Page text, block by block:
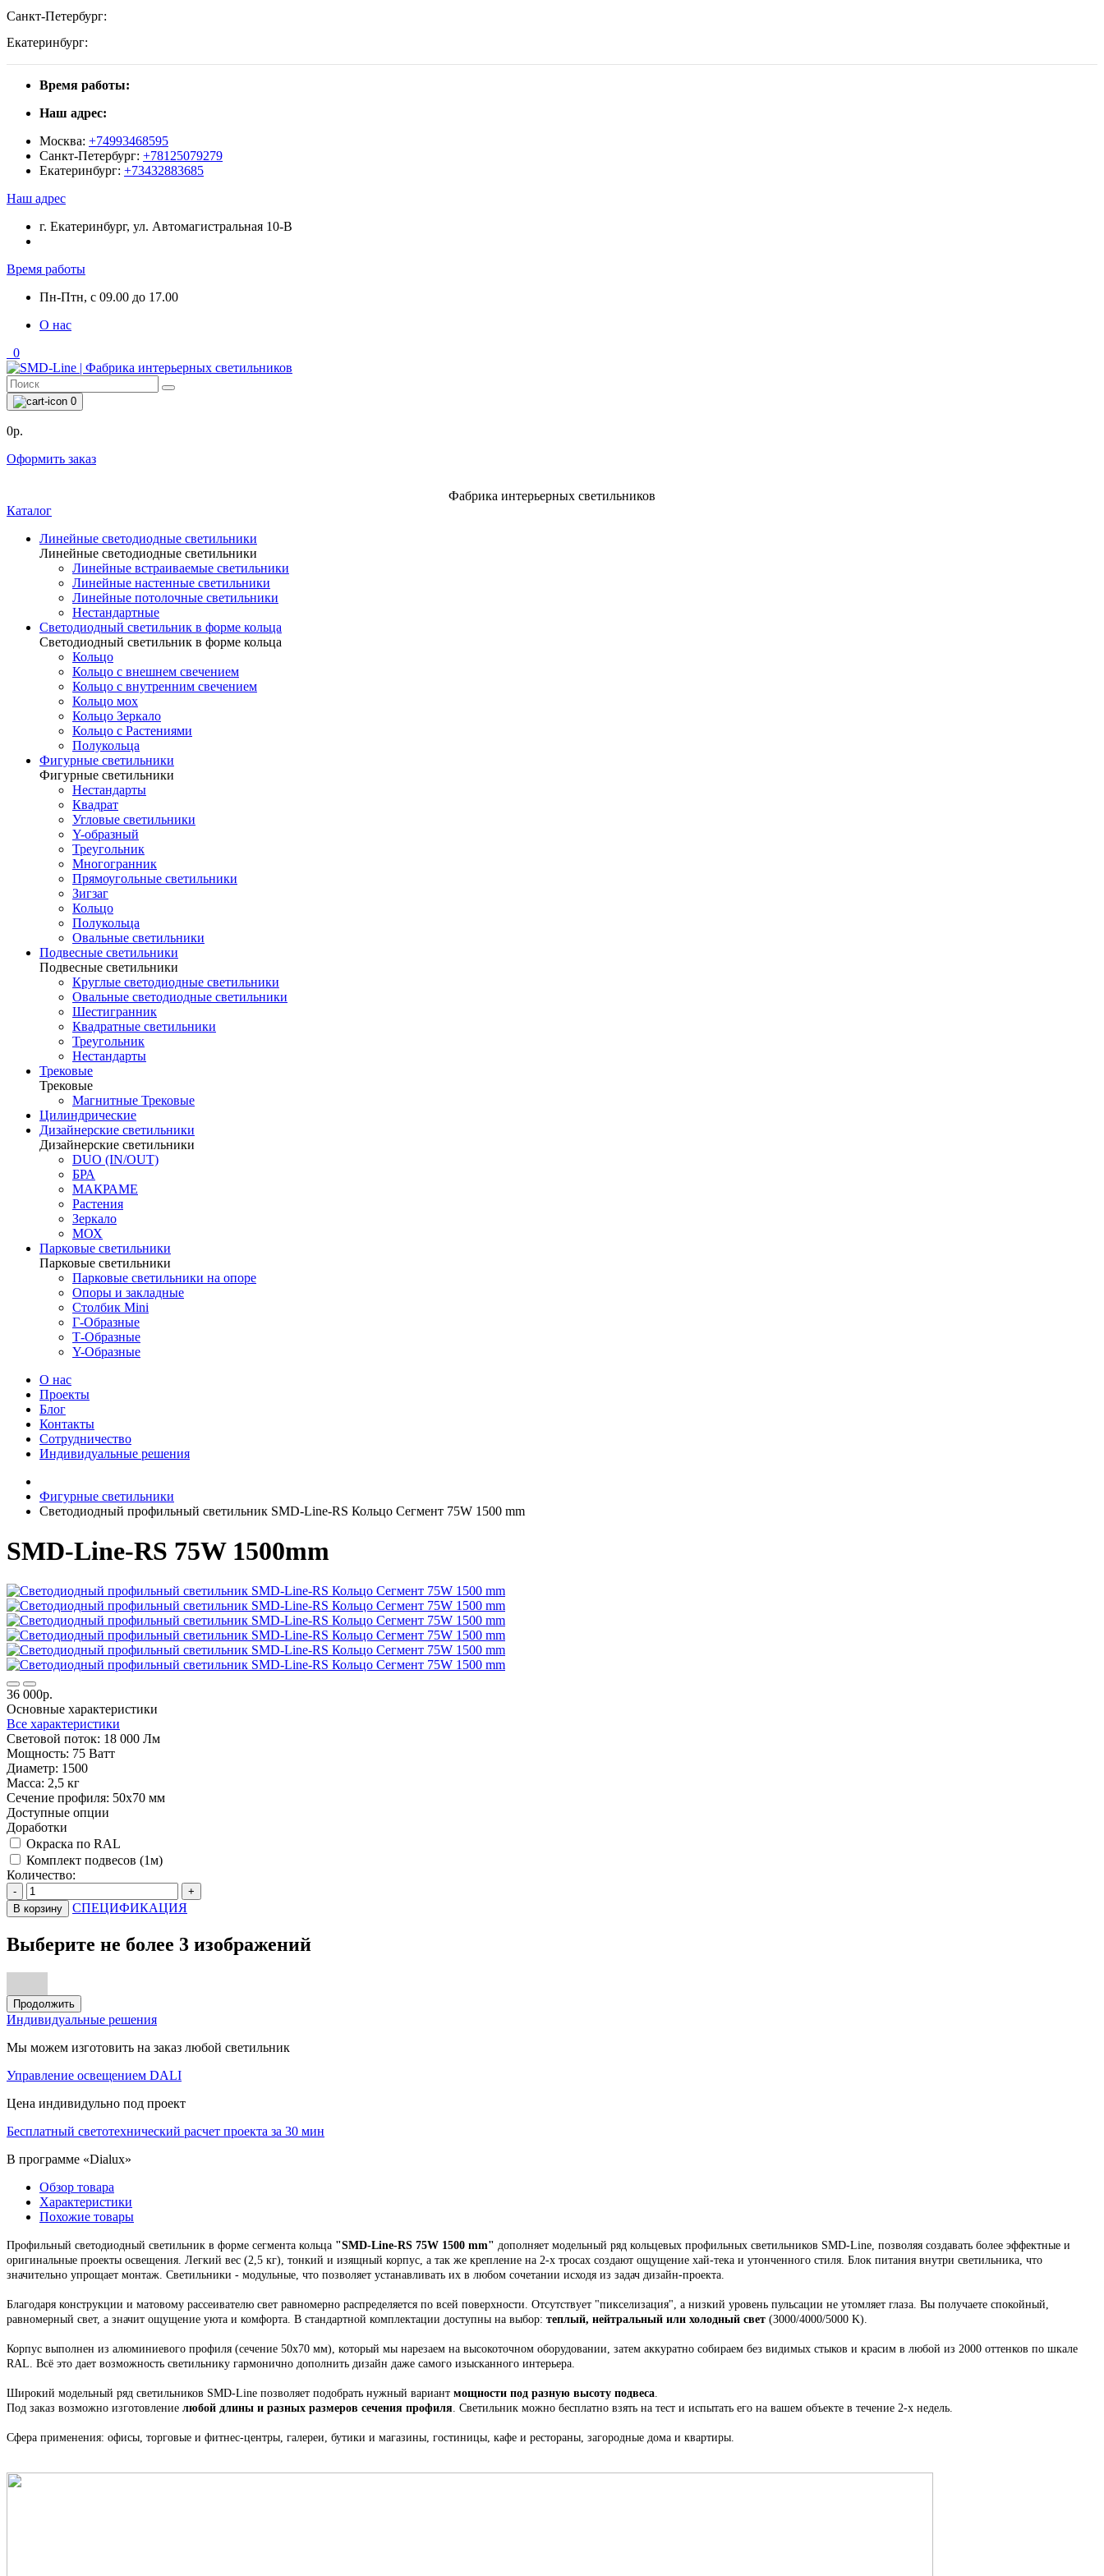
Санкт-Петербург:
Екатеринбург:
Время работы:
Наш адрес:
Москва: +74993468595
Санкт-Петербург: +78125079279
Екатеринбург: +73432883685
Наш адрес
г. Екатеринбург, ул. Автомагистральная 10-В
Время работы
Пн-Птн, с 09.00 до 17.00
О нас
0
0
0р.
Оформить заказ
Фабрика интерьерных светильников
Каталог
Линейные светодиодные светильники
Линейные светодиодные светильники
Линейные встраиваемые светильники
Линейные настенные светильники
Линейные потолочные светильники
Нестандартные
Светодиодный светильник в форме кольца
Светодиодный светильник в форме кольца
Кольцо
Кольцо с внешнем свечением
Кольцо с внутренним свечением
Кольцо мох
Кольцо Зеркало
Кольцо с Растениями
Полукольца
Фигурные светильники
Фигурные светильники
Нестандарты
Квадрат
Угловые светильники
Y-образный
Треугольник
Многогранник
Прямоугольные светильники
Зигзаг
Кольцо
Полукольца
Овальные светильники
Подвесные светильники
Подвесные светильники
Круглые светодиодные светильники
Овальные светодиодные светильники
Шестигранник
Квадратные светильники
Треугольник
Нестандарты
Трековые
Трековые
Магнитные Трековые
Цилиндрические
Дизайнерские светильники
Дизайнерские светильники
DUO (IN/OUT)
БРА
МАКРАМЕ
Растения
Зеркало
МОХ
Парковые светильники
Парковые светильники
Парковые светильники на опоре
Опоры и закладные
Столбик Mini
Г-Образные
Т-Образные
Y-Образные
О нас
Проекты
Блог
Контакты
Сотрудничество
Индивидуальные решения
Фигурные светильники
Светодиодный профильный светильник SMD-Line-RS Кольцо Сегмент 75W 1500 mm
SMD-Line-RS 75W 1500mm
36 000р.
Основные характеристики
Все характеристики
Световой поток: 18 000 Лм
Мощность: 75 Ватт
Диаметр: 1500
Масса: 2,5 кг
Сечение профиля: 50х70 мм
Доступные опции
Доработки
Окраска по RAL
Комплект подвесов (1м)
Количество:
-
+
В корзину
СПЕЦИФИКАЦИЯ
Выберите не более 3 изображений
Продолжить
Индивидуальные решения
Мы можем изготовить на заказ любой светильник
Управление освещением DALI
Цена индивидульно под проект
Бесплатный светотехнический расчет проекта за 30 мин
В программе «Dialux»
Обзор товара
Характеристики
Похожие товары
Профильный светодиодный светильник в форме сегмента кольца "SMD-Line-RS 75W 1500 mm" дополняет модельный ряд кольцевых профильных светильников SMD-Line, позволяя создавать более эффектные и
оригинальные проекты освещения. Легкий вес (2,5 кг), тонкий и изящный корпус, а так же крепление на 2-х тросах создают ощущение хай-тека и утонченного стиля. Блок питания внутри светильника, что
значительно упрощает монтаж. Светильники - модульные, что позволяет устанавливать их в любом сочетании исходя из задач дизайн-проекта.
Благодаря конструкции и матовому рассеивателю свет равномерно распределяется по всей поверхности. Отсутствует "пикселизация", а низкий уровень пульсации не утомляет глаза. Вы получаете спокойный,
равномерный свет, а значит ощущение уюта и комфорта. В стандартной комплектации доступны на выбор: теплый, нейтральный или холодный свет (3000/4000/5000 K).
Корпус выполнен из алюминиевого профиля (сечение 50х70 мм), который мы нарезаем на высокоточном оборудовании, затем аккуратно собираем без видимых стыков и красим в любой из 2000 оттенков по шкале
RAL. Всё это дает возможность светильнику гармонично дополнить дизайн даже самого изысканного интерьера.
Широкий модельный ряд светильников SMD-Line позволяет подобрать нужный вариант мощности под разную высоту подвеса.
Под заказ возможно изготовление любой длины и разных размеров сечения профиля. Светильник можно бесплатно взять на тест и испытать его на вашем объекте в течение 2-х недель.
Сфера применения: офисы, торговые и фитнес-центры, галереи, бутики и магазины, гостиницы, кафе и рестораны, загородные дома и квартиры.